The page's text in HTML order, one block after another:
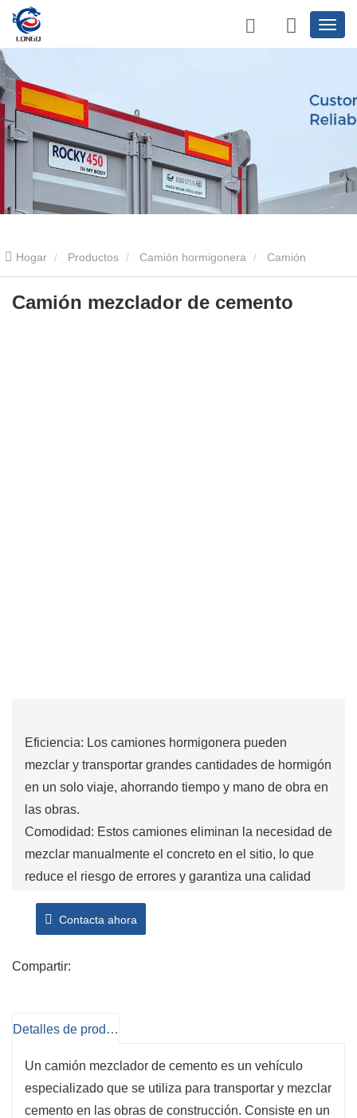
Hogar Productos Camión hormigonera Camión
mezclador de concreto de 12 cúbicos
Camión mezclador de cemento
Eficiencia: Los camiones hormigonera pueden
mezclar y transportar grandes cantidades de hormigón
en un solo viaje, ahorrando tiempo y mano de obra en
las obras.
Comodidad: Estos camiones eliminan la necesidad de
mezclar manualmente el concreto en el sitio, lo que
reduce el riesgo de errores y garantiza una calidad
Movilidad: Los camiones hormigonera son móviles y
construcción, entregando hormigón en zonas de difícil
puede ayudar a reducir los desechos y evitar la
Versatilidad: estos camiones se pueden utilizar para
Contacta ahora
Compartir:
Detalles de producto
Un camión mezclador de cemento es un vehículo
especializado que se utiliza para transportar y mezclar
cemento en las obras de construcción. Consiste en un